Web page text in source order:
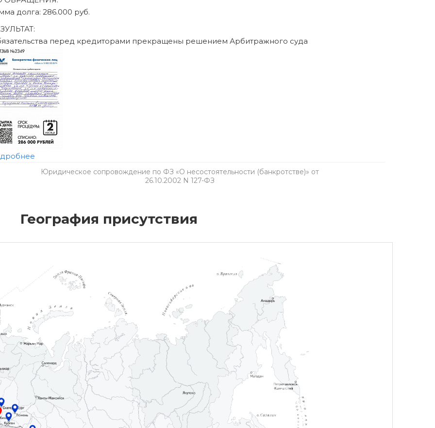
Юридическое сопровождение по ФЗ «О несостоятельности (банкротстве)» от
26.10.2002 N 127-ФЗ
География присутствия